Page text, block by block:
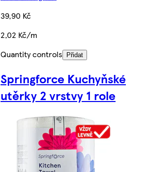
39,90 Kč
2,02 Kč/m
Quantity controls
Přidat
Springforce Kuchyňské
utěrky 2 vrstvy 1 role